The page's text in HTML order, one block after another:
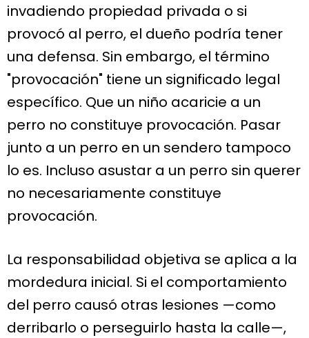
invadiendo propiedad privada o si
provocó al perro, el dueño podría tener
una defensa. Sin embargo, el término
"provocación" tiene un significado legal
específico. Que un niño acaricie a un
perro no constituye provocación. Pasar
junto a un perro en un sendero tampoco
lo es. Incluso asustar a un perro sin querer
no necesariamente constituye
provocación.
La responsabilidad objetiva se aplica a la
mordedura inicial. Si el comportamiento
del perro causó otras lesiones —como
derribarlo o perseguirlo hasta la calle—,